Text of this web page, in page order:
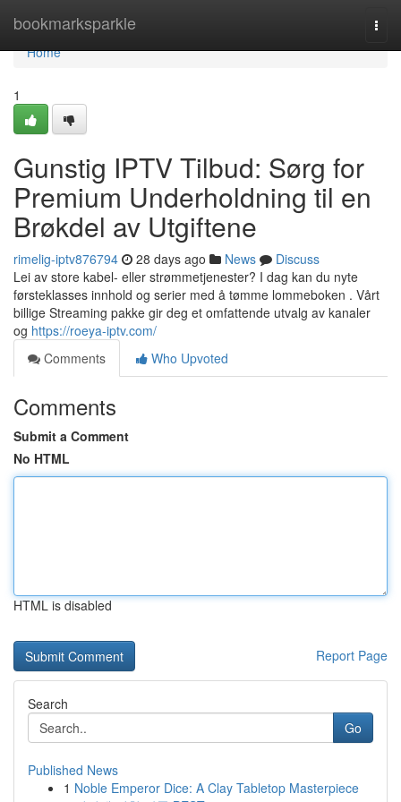
bookmarksparkle
Home
Home
1
Gunstig IPTV Tilbud: Sørg for
Premium Underholdning til en
Brøkdel av Utgiftene
rimelig-iptv876794 28 days ago News
Discuss
Lei av store kabel- eller strømmetjenester? I dag kan du nyte
førsteklasses innhold og serier med å tømme lommeboken . Vårt
billige Streaming pakke gir deg et omfattende utvalg av kanaler
og https://roeya-iptv.com/
Comments
Who Upvoted
Comments
Submit a Comment
No HTML
HTML is disabled
Report Page
Search
Go
Published News
1 Noble Emperor Dice: A Clay Tabletop Masterpiece